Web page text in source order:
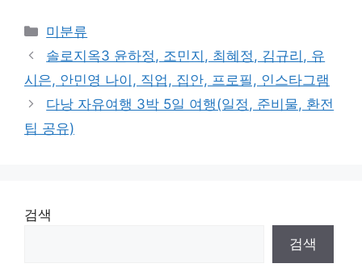
Categories
미분류
솔로지옥3 윤하정, 조민지, 최혜정, 김규리, 유
시은, 안민영 나이, 직업, 집안, 프로필, 인스타그램
다낭 자유여행 3박 5일 여행(일정, 준비물, 환전
팁 공유)
검색
검색